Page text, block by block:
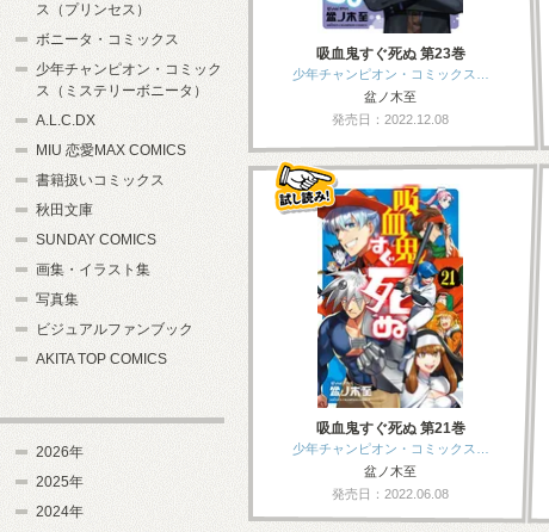
吸血鬼すぐ死ぬ 第23巻
少年チャンピオン・コミックス…
盆ノ木至
発売日：2022.12.08
吸血鬼すぐ死ぬ 第21巻
少年チャンピオン・コミックス…
盆ノ木至
発売日：2022.06.08
ス（プリンセス）
ボニータ・コミックス
少年チャンピオン・コミック
ス（ミステリーボニータ）
A.L.C.DX
MIU 恋愛MAX COMICS
書籍扱いコミックス
秋田文庫
SUNDAY COMICS
画集・イラスト集
写真集
ビジュアルファンブック
AKITA TOP COMICS
2026年
2025年
2024年